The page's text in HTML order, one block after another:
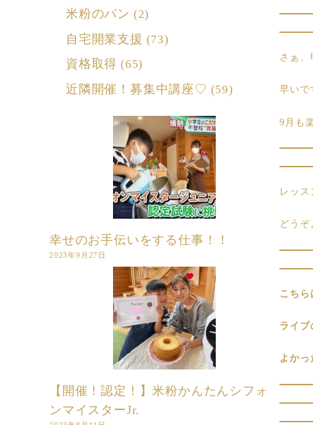
さぁ、
早いで
9月も
レッス
どうぞ
こちら
ライブ
よかっ
米粉のパン (2)
自宅開業支援 (73)
資格取得 (65)
近隣開催！募集中講座♡ (59)
幸せのお手伝いをする仕事！！
2023年9月27日
【開催！認定！】米粉かんたんシフォ
ンマイスターJr.